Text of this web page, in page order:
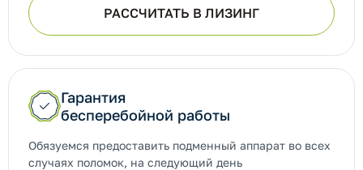
РАССЧИТАТЬ В ЛИЗИНГ
Гарантия
бесперебойной работы
Обязуемся предоставить подменный аппарат во всех
случаях поломок, на следующий день